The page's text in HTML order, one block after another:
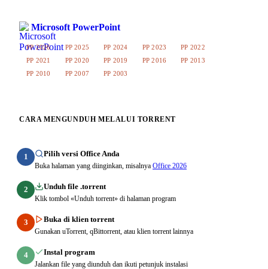
Microsoft PowerPoint
PP 2026 PP 2025 PP 2024 PP 2023
PP 2022
PP 2021
PP 2020 PP 2019 PP 2016
PP 2013
PP 2010
PP 2007 PP 2003
CARA MENGUNDUH MELALUI TORRENT
1 Pilih versi Office Anda
Buka halaman yang diinginkan, misalnya Office 2026
2 Unduh file .torrent
Klik tombol «Unduh torrent» di halaman program
3 Buka di klien torrent
Gunakan uTorrent, qBittorrent, atau klien torrent lainnya
4 Instal program
Jalankan file yang diunduh dan ikuti petunjuk instalasi